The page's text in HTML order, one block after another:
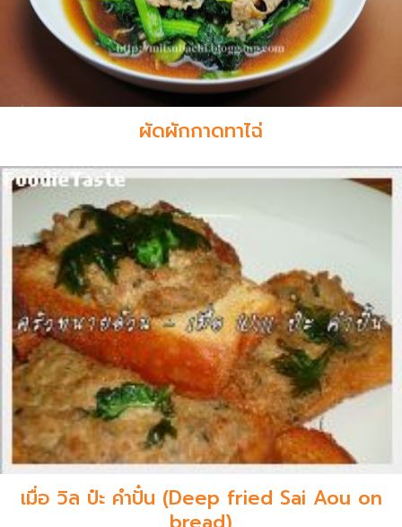
ผัดผักกาดทาไฉ่
เมื่อ วิล ป๋ะ คำปั๋น (Deep fried Sai Aou on